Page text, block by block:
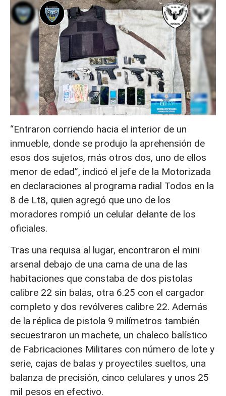
“Entraron corriendo hacia el interior de un
inmueble, donde se produjo la aprehensión de
esos dos sujetos, más otros dos, uno de ellos
menor de edad”, indicó el jefe de la Motorizada
en declaraciones al programa radial Todos en la
8 de Lt8, quien agregó que uno de los
moradores rompió un celular delante de los
oficiales.
Tras una requisa al lugar, encontraron el mini
arsenal debajo de una cama de una de las
habitaciones que constaba de dos pistolas
calibre 22 sin balas, otra 6.25 con el cargador
completo y dos revólveres calibre 22. Además
de la réplica de pistola 9 milímetros también
secuestraron un machete, un chaleco balístico
de Fabricaciones Militares con número de lote y
serie, cajas de balas y proyectiles sueltos, una
balanza de precisión, cinco celulares y unos 25
mil pesos en efectivo.